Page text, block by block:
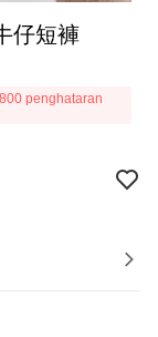
仔短褲
penghataran